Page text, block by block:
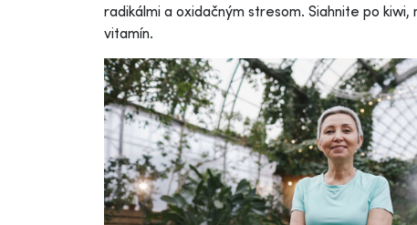
radikálmi a oxidačným stresom. Siahnite po
vitamín.